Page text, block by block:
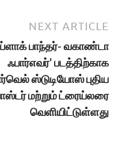
NEXT ARTICLE
ப்ளாக் பாந்தர்- வகாண்டா
ஃபார்எவர்’ படத்திற்காக
ஸ்டுடியோஸ் புதிய
மற்றும் ட்ரைய்லரை
வெளியிட்டுள்ளது